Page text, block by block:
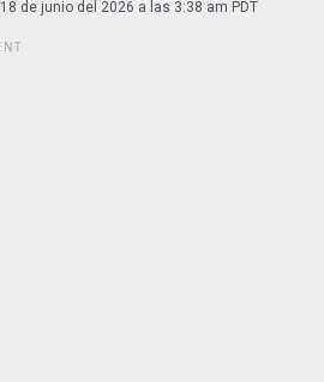
18 de junio del 2026 a las 3:38 am PDT